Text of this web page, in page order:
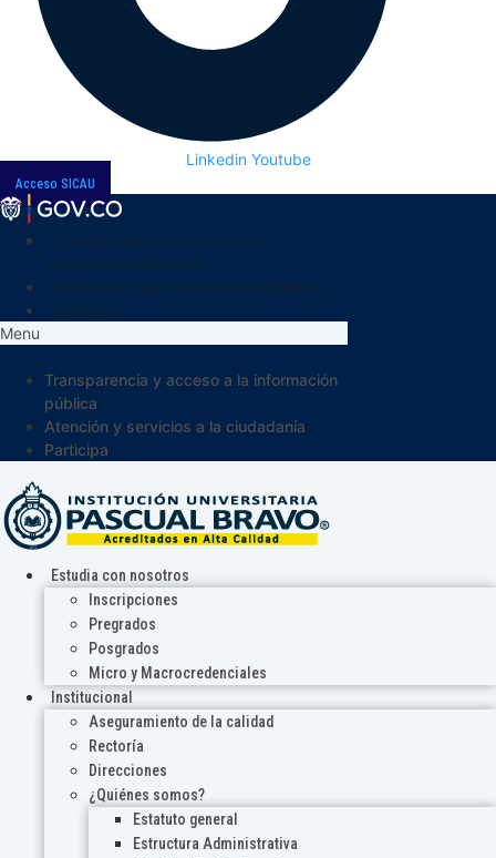
Linkedin Youtube
Acceso SICAU
Menu
Transparencia y acceso a la información
pública
Atención y servicios a la ciudadanía
Participa
Estudia con nosotros
Inscripciones
Pregrados
Posgrados
Micro y Macrocredenciales
Institucional
Aseguramiento de la calidad
Rectoría
Direcciones
¿Quiénes somos?
Estatuto general
Estructura Administrativa